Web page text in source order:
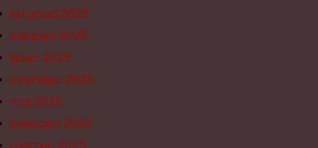
listopad 2025
sierpień 2025
lipiec 2025
czerwiec 2025
maj 2025
kwiecień 2025